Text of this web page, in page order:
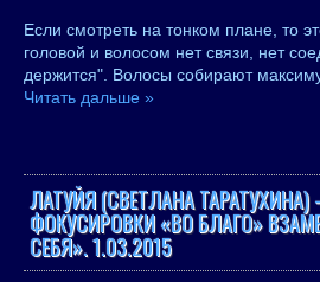
Если смотреть на тонком плане, то
головой и волосом нет связи, нет
держится". Волосы собирают
Читать дальше »
ЛАТУЙЯ (СВЕТЛАНА
ФОКУСИРОВКИ «ВО БЛАГО»
СЕБЯ». 1.03.2015